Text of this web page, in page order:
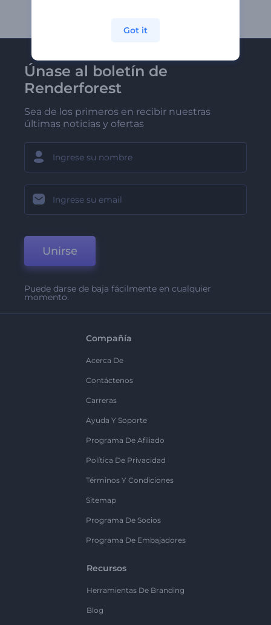
Únase al boletín de
Renderforest
Sea de los primeros en recibir nuestras
últimas noticias y ofertas
Unirse
Puede darse de baja fácilmente en cualquier
momento.
Compañía
Acerca De
Contáctenos
Carreras
Ayuda Y Soporte
Programa De Afiliado
Política De Privacidad
Términos Y Condiciones
Sitemap
Programa De Socios
Programa De Embajadores
Recursos
Herramientas De Branding
Blog
Got it